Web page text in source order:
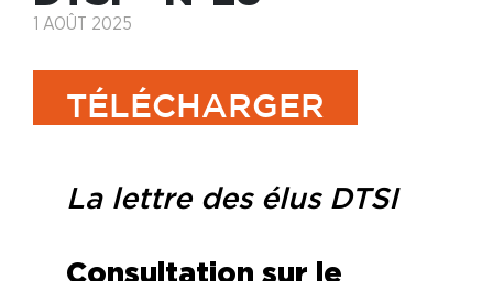
1 AOÛT 2025
TÉLÉCHARGER
La lettre des élus DTSI
Consultation sur le